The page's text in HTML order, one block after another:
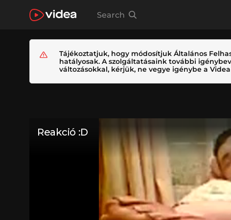
Search
Tájékoztatjuk, hogy módosítjuk Általános
hatályosak. A szolgáltatásaink további
változásokkal, kérjük, ne vegye igénybe a